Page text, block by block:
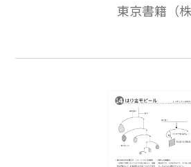
イデアを紹介。・ここでと
る。・各ページの上半分の
考として活用できるように
にも配慮して記述してある
て配付することも可能である
東京書籍（